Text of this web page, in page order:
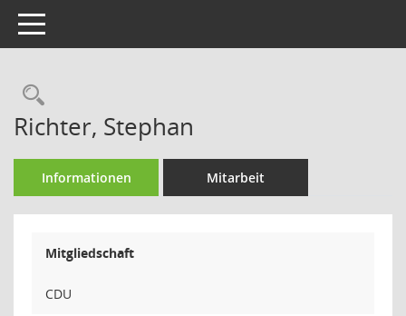
Toggle navigation
Rechercheauswahl
Richter, Stephan
Informationen Mitarbeit
Mitgliedschaft
CDU